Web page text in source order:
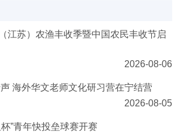
江苏）农渔丰收季暨中国农民丰收节启
2026-08-06
海外华文老师文化研习营在宁结营
2026-08-05
”青年快投垒球赛开赛